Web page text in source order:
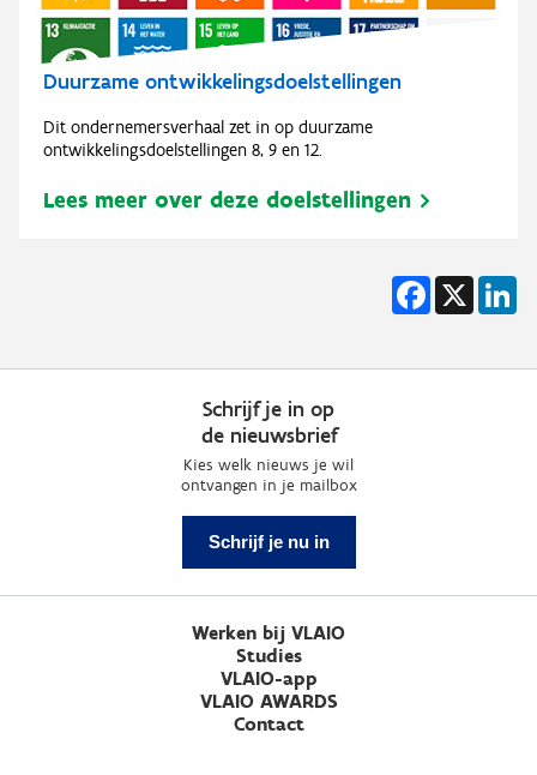
Duurzame ontwikkelingsdoelstellingen
Dit ondernemersverhaal zet in op duurzame
ontwikkelingsdoelstellingen 8, 9 en 12.
Lees meer over deze doelstellingen
Facebook
X
Schrijf je in op
de nieuwsbrief
Kies welk nieuws je wil
ontvangen in je mailbox
Schrijf je nu in
Werken bij VLAIO
Studies
VLAIO-app
VLAIO AWARDS
Contact